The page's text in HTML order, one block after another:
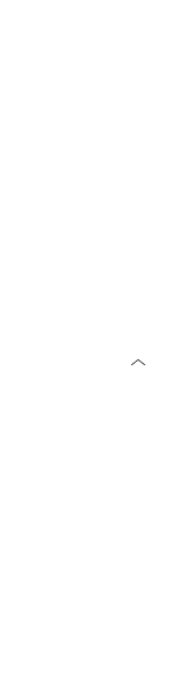
чистка.
отпаривание